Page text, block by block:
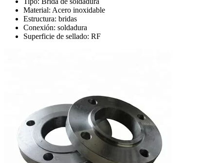
Material: Acero inoxidable
Estructura: bridas
Conexión: soldadura
Superficie de sellado: RF